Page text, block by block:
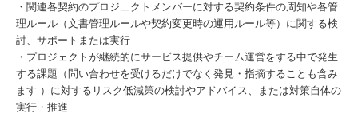
・関連各契約のプロジェクトメンバーに対する契約条件の周知や各管
理ルール（文書管理ルールや契約変更時の運用ルール等）に関する検
討、サポートまたは実行
・プロジェクトが継続的にサービス提供やチーム運営をする中で発生
する課題（問い合わせを受けるだけでなく発見・指摘することも含み
ます ）に対するリスク低減策の検討やアドバイス、または対策自体の
実行・推進